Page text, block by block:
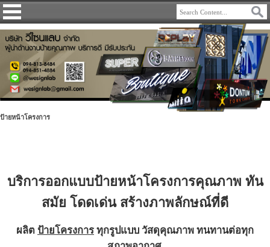
ป้ายหน้าโครงการ
บริการออกแบบป้ายหน้าโครงการคุณภาพ ทัน
สมัย โดดเด่น สร้างภาพลักษณ์ที่ดี
ผลิต ป้ายโครงการ ทุกรูปแบบ วัสดุคุณภาพ ทนทานต่อทุก